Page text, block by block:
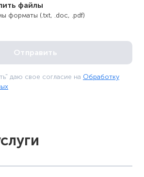
файлы
форматы (.txt, .doc, .pdf)
даю свое согласие на Обработку